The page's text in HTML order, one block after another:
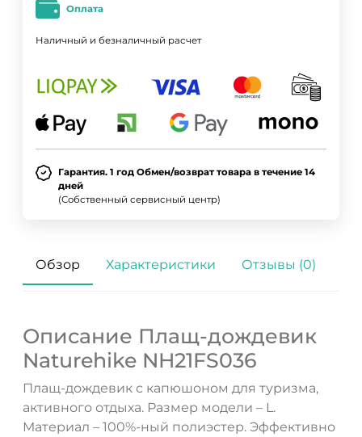
Оплата
Наличный и безналичный расчет
Гарантия. 1 год Обмен/возврат товара в течение 14
дней
(Собственный сервисный центр)
Обзор Характеристики Отзывы (0)
Описание Плащ-дождевик
Naturehike NH21FS036
Плащ-дождевик с капюшоном для туризма,
активного отдыха. Размер модели – L.
Материал – 100%-ный полиэстер. Эффективно